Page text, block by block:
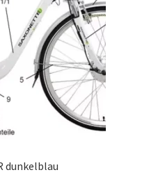
dunkelblau